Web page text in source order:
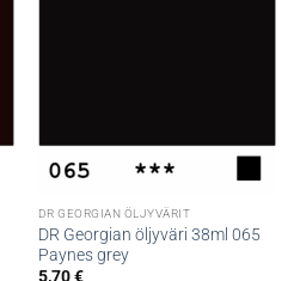
DR GEORGIAN ÖLJYVÄRIT
DR Georgian öljyväri 38ml 065
Paynes grey
5,70€